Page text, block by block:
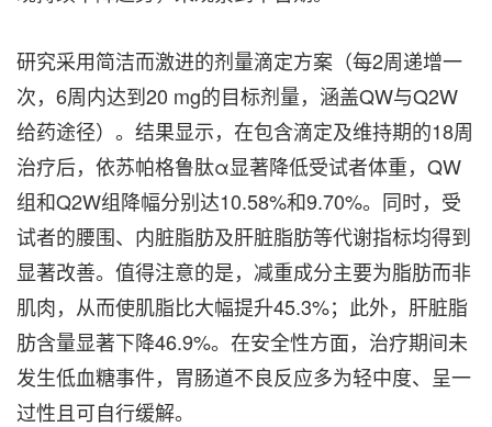
研究采用简洁而激进的剂量滴定方案（每2周递增一
次，6周内达到20 mg的目标剂量，涵盖QW与Q2W
给药途径）。结果显示，在包含滴定及维持期的18周
治疗后，依苏帕格鲁肽α显著降低受试者体重，QW
组和Q2W组降幅分别达10.58%和9.70%。同时，受
试者的腰围、内脏脂肪及肝脏脂肪等代谢指标均得到
显著改善。值得注意的是，减重成分主要为脂肪而非
肌肉，从而使肌脂比大幅提升45.3%；此外，肝脏脂
肪含量显著下降46.9%。在安全性方面，治疗期间未
发生低血糖事件，胃肠道不良反应多为轻中度、呈一
过性且可自行缓解。